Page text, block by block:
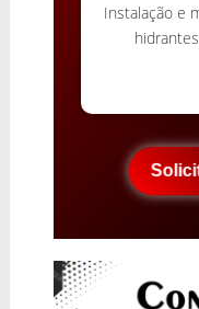
Instalação e